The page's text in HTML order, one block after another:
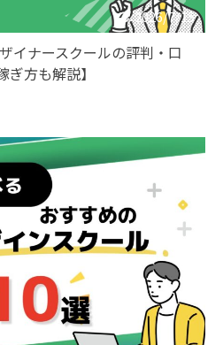
2026/7/15
イナースクールの評判・口
方も解説】